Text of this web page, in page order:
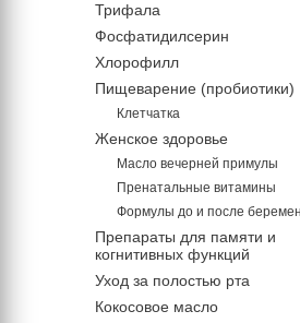
Трифала
Фосфатидилсерин
Хлорофилл
Пищеварение (пробиотики)
Клетчатка
Женское здоровье
Масло вечерней примулы
Пренатальные витамины
Формулы до и после
Препараты для памяти и
когнитивных функций
Уход за полостью рта
Кокосовое масло